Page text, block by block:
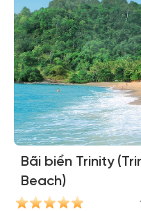
Bãi biển Trinity
Beach)